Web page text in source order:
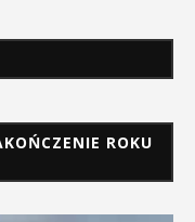
ROKU